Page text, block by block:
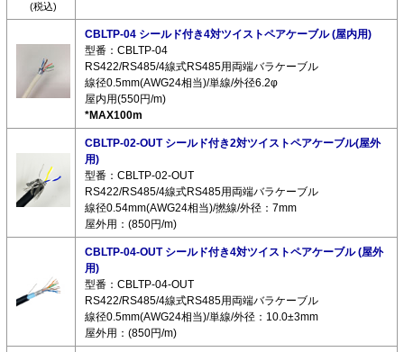
(税込)
CBLTP-04 シールド付き4対ツイストペアケーブル (屋内用)
型番：CBLTP-04
RS422/RS485/4線式RS485用両端バラケーブル
線径0.5mm(AWG24相当)/単線/外径6.2φ
屋内用(550円/m)
*MAX100m
CBLTP-02-OUT シールド付き2対ツイストペアケーブル(屋外
用)
型番：CBLTP-02-OUT
RS422/RS485/4線式RS485用両端バラケーブル
線径0.54mm(AWG24相当)/撚線/外径：7mm
屋外用：(850円/m)
CBLTP-04-OUT シールド付き4対ツイストペアケーブル (屋外
用)
型番：CBLTP-04-OUT
RS422/RS485/4線式RS485用両端バラケーブル
線径0.5mm(AWG24相当)/単線/外径：10.0±3mm
屋外用：(850円/m)